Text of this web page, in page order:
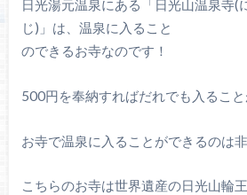
日光湯元温泉にある「日光山温泉寺(
じ)」は、温泉に入ること
のできるお寺なのです！
500円を奉納すればだれでも入ること
お寺で温泉に入ることができるのは
こちらのお寺は世界遺産の日光山輪